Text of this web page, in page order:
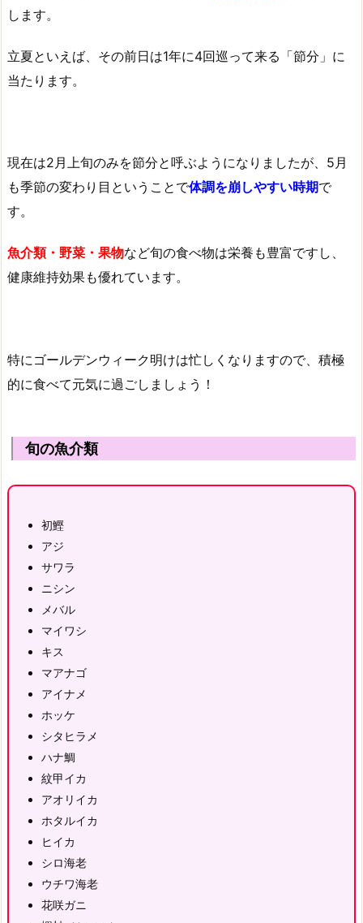
します。
立夏といえば、その前日は1年に4回巡って来る「節分」に
当たります。
現在は2月上旬のみを節分と呼ぶようになりましたが、5月
も季節の変わり目ということで体調を崩しやすい時期で
す。
魚介類・野菜・果物など旬の食べ物は栄養も豊富ですし、
健康維持効果も優れています。
特にゴールデンウィーク明けは忙しくなりますので、積極
的に食べて元気に過ごしましょう！
旬の魚介類
初鰹
アジ
サワラ
ニシン
メバル
マイワシ
キス
マアナゴ
アイナメ
ホッケ
シタヒラメ
ハナ鯛
紋甲イカ
アオリイカ
ホタルイカ
ヒイカ
シロ海老
ウチワ海老
花咲ガニ